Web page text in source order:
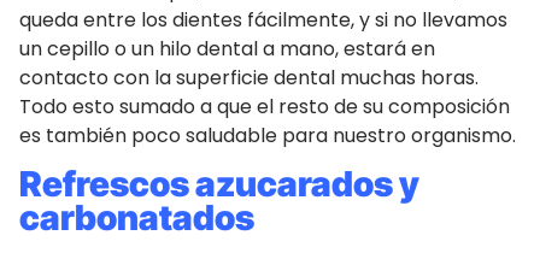
queda entre los dientes fácilmente, y si no llevamos
un cepillo o un hilo dental a mano, estará en
contacto con la superficie dental muchas horas.
Todo esto sumado a que el resto de su composición
es también poco saludable para nuestro organismo.
Refrescos azucarados y
carbonatados